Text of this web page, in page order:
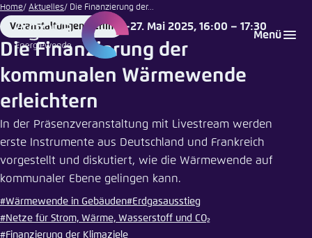
Zum
Hauptinhalt
gehen
Menü
Home Aktuelles Die Finanzierung der...
Place
Veranstaltungen Berlin
Date
27. Mai 2025, 16:00 – 17:30
Die Finanzierung der
kommunalen Wärmewende
erleichtern
In der Präsenzveranstaltung mit Livestream werden
erste Instrumente aus Deutschland und Frankreich
vorgestellt und diskutiert, wie die Wärmewende auf
kommunaler Ebene gelingen kann.
#Wärmewende in Gebäuden#Erdgasausstieg
#Netze für Strom, Wärme, Wasserstoff und CO₂
#Finanzierung der Klimaziele
Leon
Kopplow
Login
Melden Sie sich an um ..., ... und ... zu verwalten.
Benutzername
Passwort*
Sprache auswählen
Englisch
Deutsch
Agora Think Tanks
Erscheinungsbild der Webseite
Diese Webseite passt ihr Farbschema basierend
auf Ihren Einstellungen an. Wählen Sie aus,
verwenden möchten.
Close
Dunkel